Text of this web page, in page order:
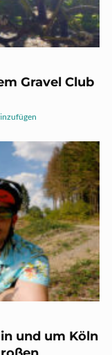
Gravel Club
in und um Köln